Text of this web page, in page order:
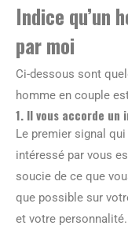
Indice qu’un
par moi
Ci-dessous sont
homme en couple
1. Il vous accorde
Le premier signal
intéressé par vous
soucie de ce que
que possible sur
et votre personnalité.